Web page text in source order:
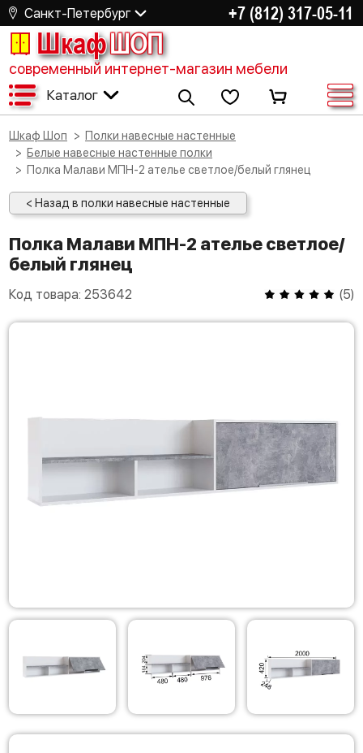
Санкт-Петербург +7 (812) 317-05-11
ШкафШОП
современный интернет-магазин мебели
Каталог
Шкаф Шоп
Полки навесные настенные
Белые навесные настенные полки
Полка Малави МПН-2 ателье светлое/белый глянец
< Назад в полки навесные настенные
Полка Малави МПН-2 ателье светлое/
белый глянец
Код товара: 253642 (5)